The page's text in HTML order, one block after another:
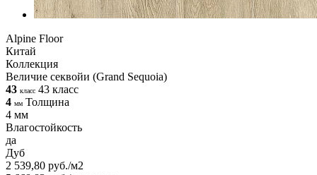
Alpine Floor
Китай
Коллекция
Величие секвойи (Grand Sequoia)
43 класс 43 класс
4 мм Толщина
4 мм
Влагостойкость
да
Дуб
2 539,80 руб./м2